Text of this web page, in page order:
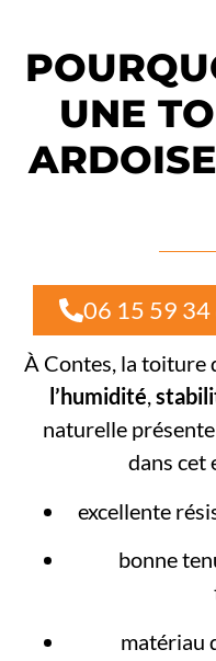
UNE
06 15 59 34
À Contes, la toiture
l’humidité,
naturelle
dans cet
excellente
bonne
matériau